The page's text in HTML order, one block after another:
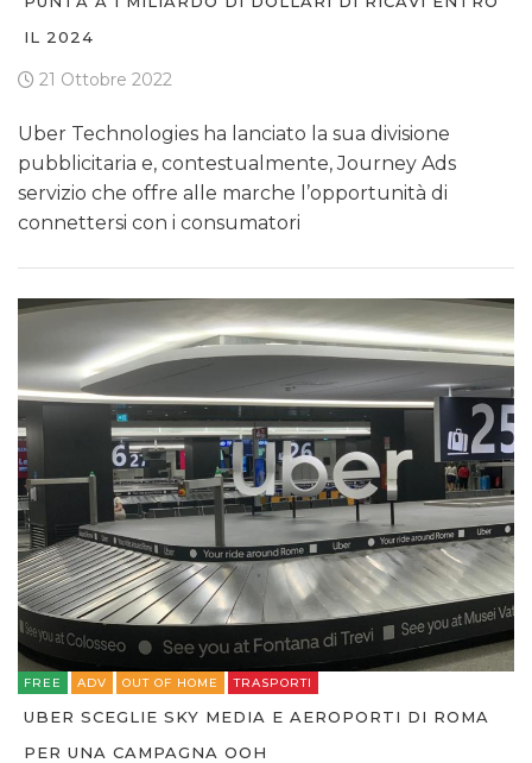
IL 2024
21 Ottobre 2022
Uber Technologies ha lanciato la sua divisione
pubblicitaria e, contestualmente, Journey Ads
servizio che offre alle marche l’opportunità di
connettersi con i consumatori
FREE ADV OUT OF HOME TRASPORTI
UBER SCEGLIE SKY MEDIA E AEROPORTI DI ROMA
PER UNA CAMPAGNA OOH